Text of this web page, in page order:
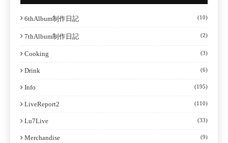
6thAlbum制作日記 (10)
7thAlbum制作日記 (2)
Cooking (3)
Drink (6)
Info (195)
LiveReport2 (110)
Lu7Live (33)
Merchandise (9)